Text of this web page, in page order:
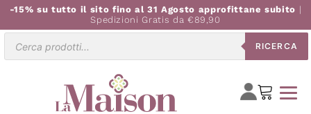
-15% su tutto il sito fino al 31 Agosto approfittane subito |
Spedizioni Gratis da €89,90
RICERCA